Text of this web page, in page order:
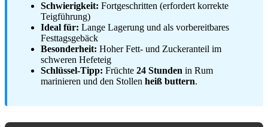
Schwierigkeit: Fortgeschritten (erfordert korrekte
Teigführung)
Ideal für: Lange Lagerung und als vorbereitbares
Festtagsgebäck
Besonderheit: Hoher Fett- und Zuckeranteil im
schweren Hefeteig
Schlüssel-Tipp: Früchte 24 Stunden in Rum
marinieren und den Stollen heiß buttern.